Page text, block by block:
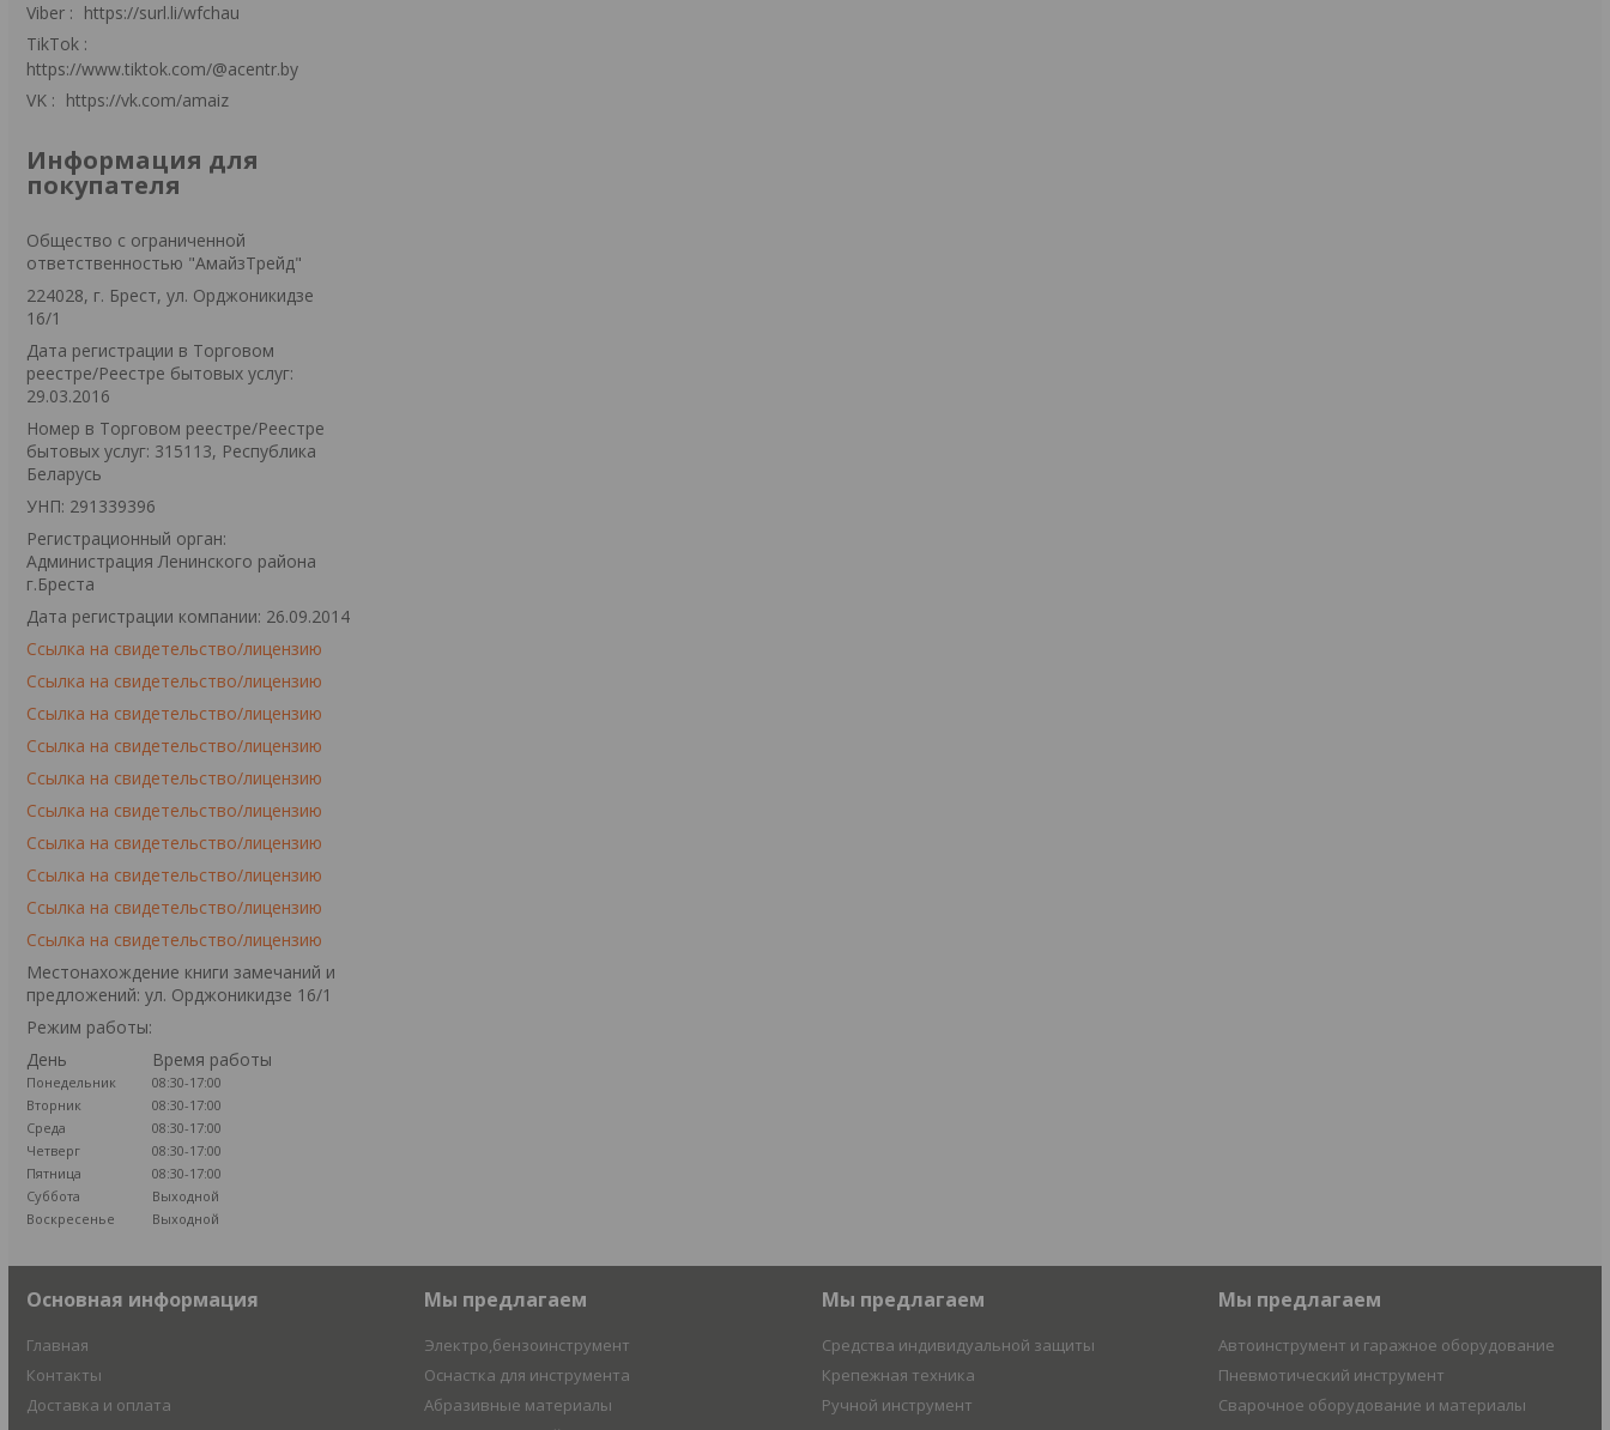
Viber
https://surl.li/wfchau
TikTok
https://www.tiktok.com/@acentr.by
VK
https://vk.com/amaiz
Информация для
покупателя
Общество с ограниченной
ответственностью "АмайзТрейд"
224028, г. Брест, ул. Орджоникидзе
16/1
Дата регистрации в Торговом
реестре/Реестре бытовых услуг:
29.03.2016
Номер в Торговом реестре/Реестре
бытовых услуг: 315113, Республика
Беларусь
УНП: 291339396
Регистрационный орган:
Администрация Ленинского района
г.Бреста
Дата регистрации компании: 26.09.2014
Ссылка на свидетельство/лицензию
Ссылка на свидетельство/лицензию
Ссылка на свидетельство/лицензию
Ссылка на свидетельство/лицензию
Ссылка на свидетельство/лицензию
Ссылка на свидетельство/лицензию
Ссылка на свидетельство/лицензию
Ссылка на свидетельство/лицензию
Ссылка на свидетельство/лицензию
Ссылка на свидетельство/лицензию
Местонахождение книги замечаний и
предложений: ул. Орджоникидзе 16/1
Режим работы:
День
Время работы
Понедельник
08:30-17:00
Вторник
08:30-17:00
Среда
08:30-17:00
Четверг
08:30-17:00
Пятница
08:30-17:00
Суббота
Выходной
Воскресенье
Выходной
Основная информация
Главная
Контакты
Доставка и оплата
Мы предлагаем
Электро,бензоинструмент
Оснастка для инструмента
Абразивные материалы
Мы предлагаем
Средства индивидуальной защиты
Крепежная техника
Ручной инструмент
Мы предлагаем
Автоинструмент и гаражное оборудование
Пневмотический инструмент
Сварочное оборудование и материалы